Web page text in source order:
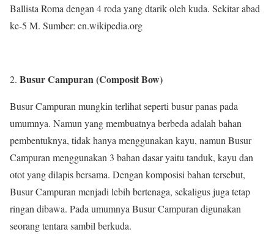
Ballista Roma dengan 4 roda yang dtarik oleh kuda. Sekitar abad
ke-5 M. Sumber: en.wikipedia.org
Busur Campuran (Composit Bow)
Busur Campuran mungkin terlihat seperti busur panas pada
umumnya. Namun yang membuatnya berbeda adalah bahan
pembentuknya, tidak hanya menggunakan kayu, namun Busur
Campuran menggunakan 3 bahan dasar yaitu tanduk, kayu dan
otot yang dilapis bersama. Dengan komposisi bahan tersebut,
Busur Campuran menjadi lebih bertenaga, sekaligus juga tetap
ringan dibawa. Pada umumnya Busur Campuran digunakan
seorang tentara sambil berkuda.